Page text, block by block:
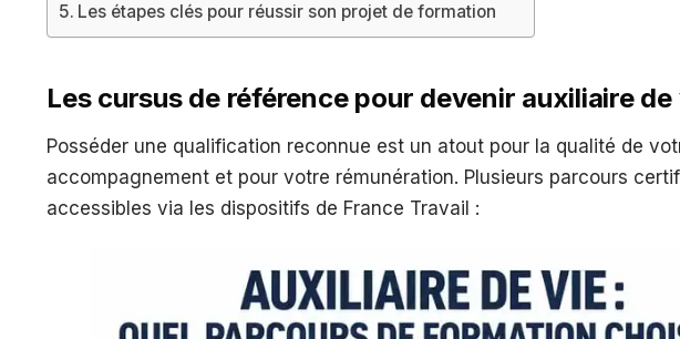
Les étapes clés pour réussir son projet de formation
Les cursus de référence pour devenir auxiliaire de
Posséder une qualification reconnue est un atout pour la qualité de
accompagnement et pour votre rémunération. Plusieurs parcours
accessibles via les dispositifs de France Travail :